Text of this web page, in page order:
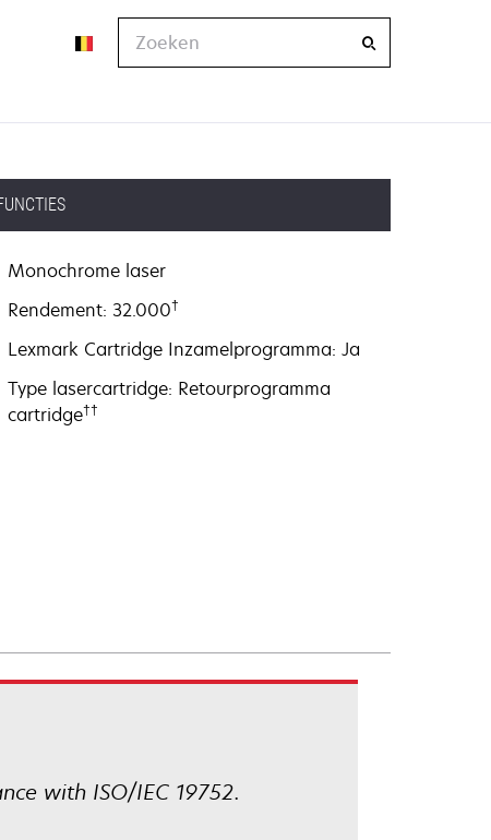
Zoeken
Monochrome laser
Rendement: 32.000†
Lexmark Cartridge Inzamelprogramma: Ja
Type lasercartridge: Retourprogramma
cartridge††
with ISO/IEC 19752.